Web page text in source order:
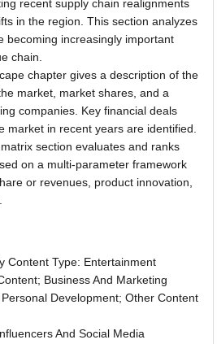
recent supply chain realignments
in the region. This section analyzes
becoming increasingly important
chain.
chapter gives a description of the
market, market shares, and a
companies. Key financial deals
market in recent years are identified.
section evaluates and ranks
on a multi-parameter framework
or revenues, product innovation,
Content Type: Entertainment
Business And Marketing
Development; Other Content
And Social Media